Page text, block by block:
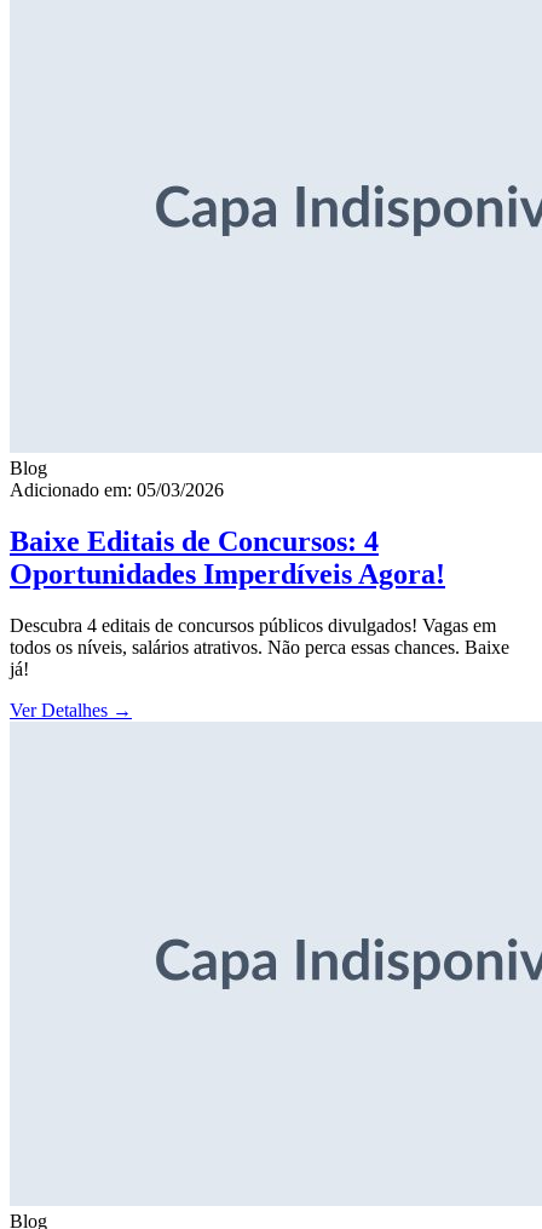
Blog
Adicionado em: 05/03/2026
Baixe Editais de Concursos: 4
Oportunidades Imperdíveis Agora!
Descubra 4 editais de concursos públicos divulgados! Vagas em
todos os níveis, salários atrativos. Não perca essas chances. Baixe
já!
Ver Detalhes →
Blog